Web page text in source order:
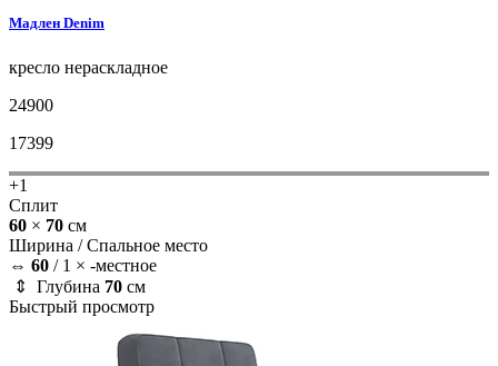
Мадлен Denim
кресло нераскладное
24900
17399
+1
Сплит
60 × 70 см
Ширина /Спальное место
⇔ 60 / 1 × -местное
⇕ Глубина 70 см
Быстрый просмотр